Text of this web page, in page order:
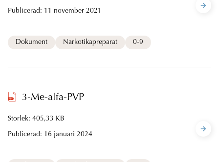
Publicerad: 11 november 2021
Dokument Narkotikapreparat 0-9
3-Me-alfa-PVP
Storlek: 405,33 KB
Publicerad: 16 januari 2024